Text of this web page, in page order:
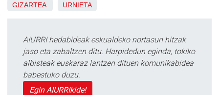
GIZARTEA URNIETA
AIURRI hedabideak eskualdeko nortasun hitzak
jaso eta zabaltzen ditu. Harpidedun eginda, tokiko
albisteak euskaraz lantzen dituen komunikabidea
babestuko duzu.
Egin AIURRIkide!